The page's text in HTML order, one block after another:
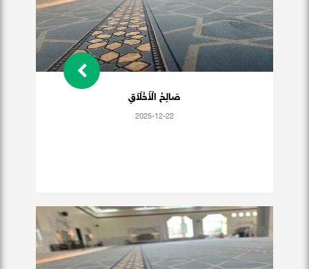
صَالِحُ الْأَخْلَاَقِ
2025-12-22